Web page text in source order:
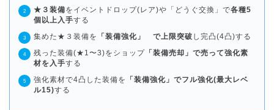
★３装備をイベントドロップ(レア)や「どうぐ交換」で各種5
個以上入手する
集めた★３装備を
「装備強化」 で上限突破 し完凸(4凸)する
残った装備(★1〜3)をショップ 「装備売却」で売って強化素
材を入手する
強化素材で4凸した装備を
「装備強化」でフル強化(最大レベ
ル15)する